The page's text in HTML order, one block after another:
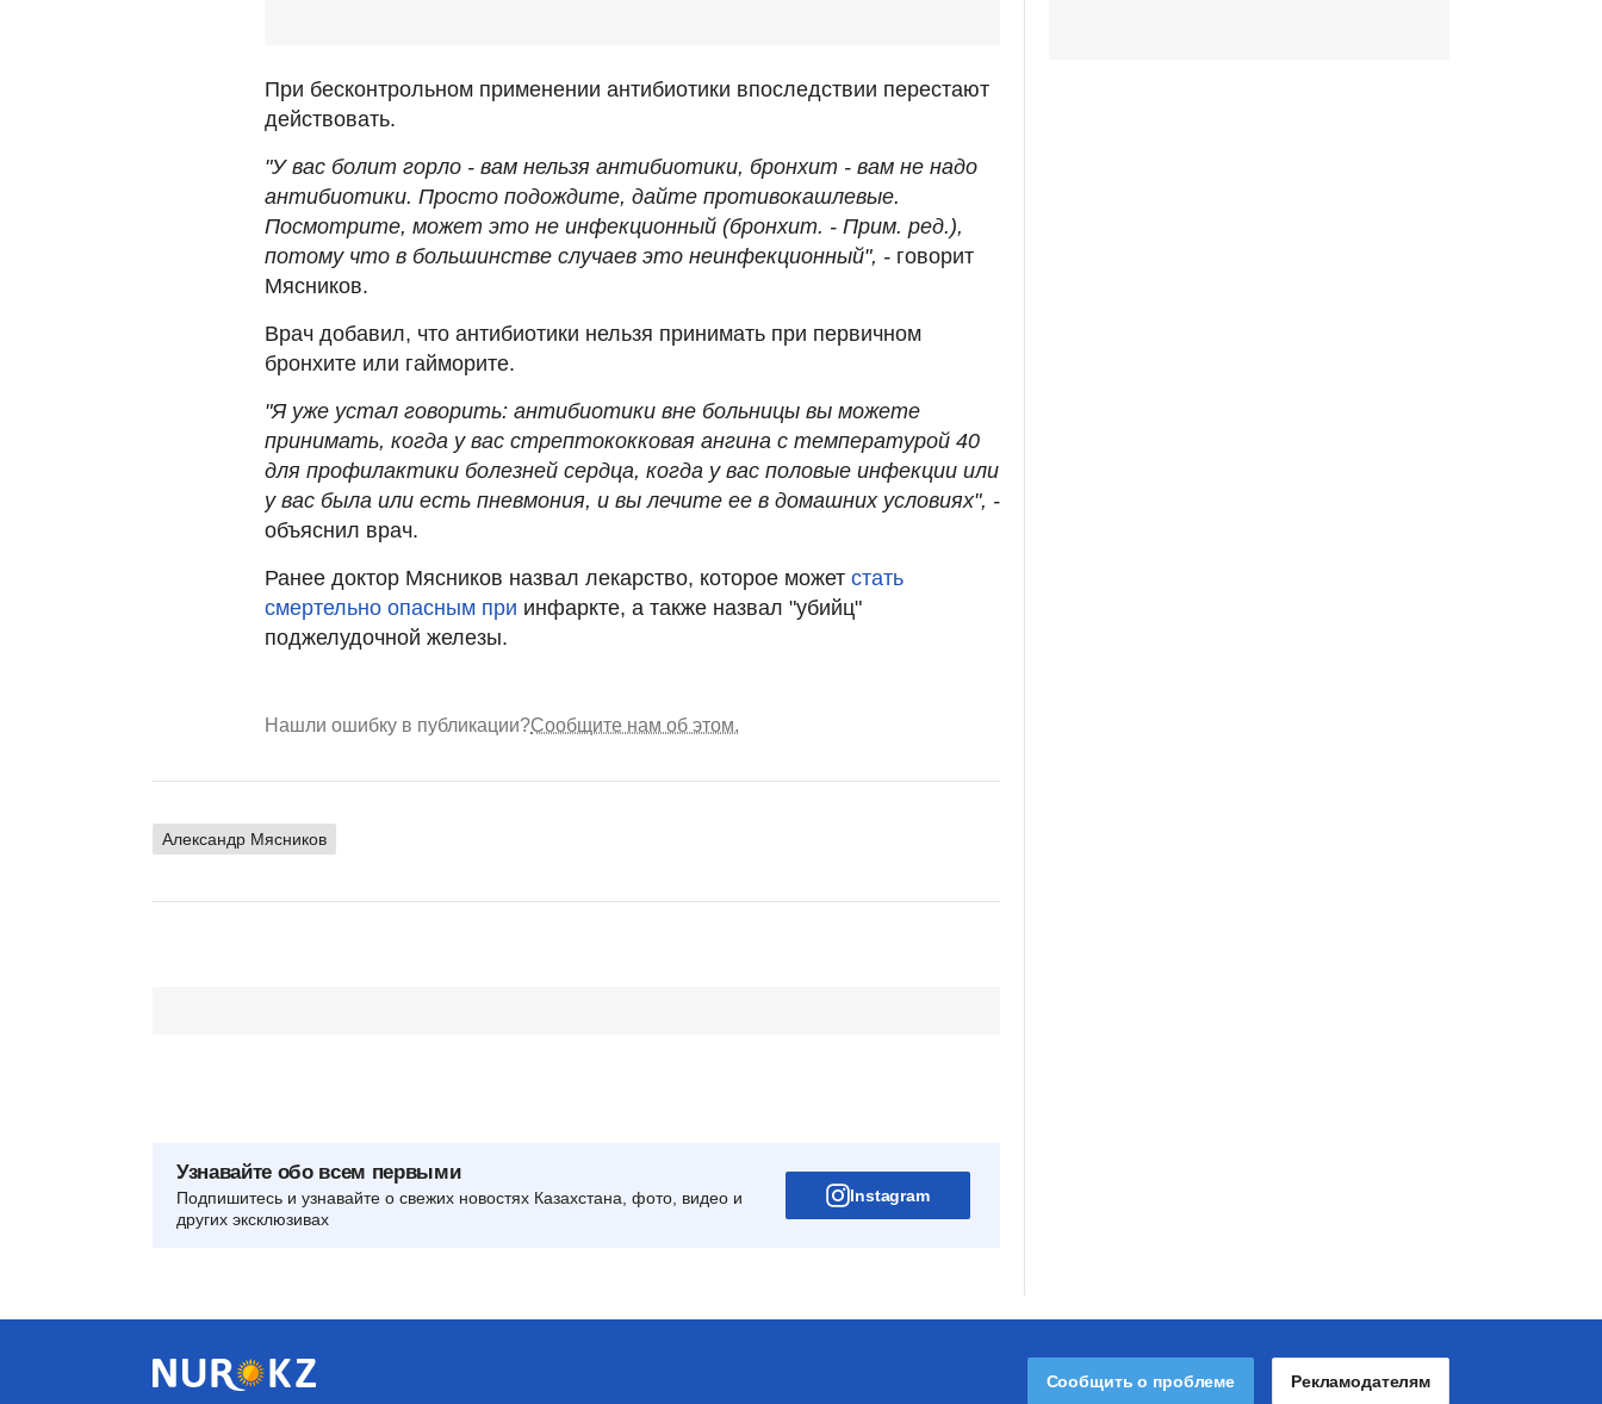
При бесконтрольном применении антибиотики впоследствии перестают
действовать.
"У вас болит горло - вам нельзя антибиотики, бронхит - вам не надо
антибиотики. Просто подождите, дайте противокашлевые.
Посмотрите, может это не инфекционный (бронхит. - Прим. ред.),
потому что в большинстве случаев это неинфекционный", - говорит
Мясников.
Врач добавил, что антибиотики нельзя принимать при первичном
бронхите или гайморите.
"Я уже устал говорить: антибиотики вне больницы вы можете
принимать, когда у вас стрептококковая ангина с температурой 40
для профилактики болезней сердца, когда у вас половые инфекции или
у вас была или есть пневмония, и вы лечите ее в домашних условиях", -
объяснил врач.
Ранее доктор Мясников назвал лекарство, которое может стать
смертельно опасным при инфаркте, а также назвал "убийц"
поджелудочной железы.
Нашли ошибку в публикации?Сообщите нам об этом.
Александр Мясников
Узнавайте обо всем первыми
Подпишитесь и узнавайте о свежих новостях Казахстана, фото, видео и
других эксклюзивах
Instagram
Сообщить о проблеме Рекламодателям